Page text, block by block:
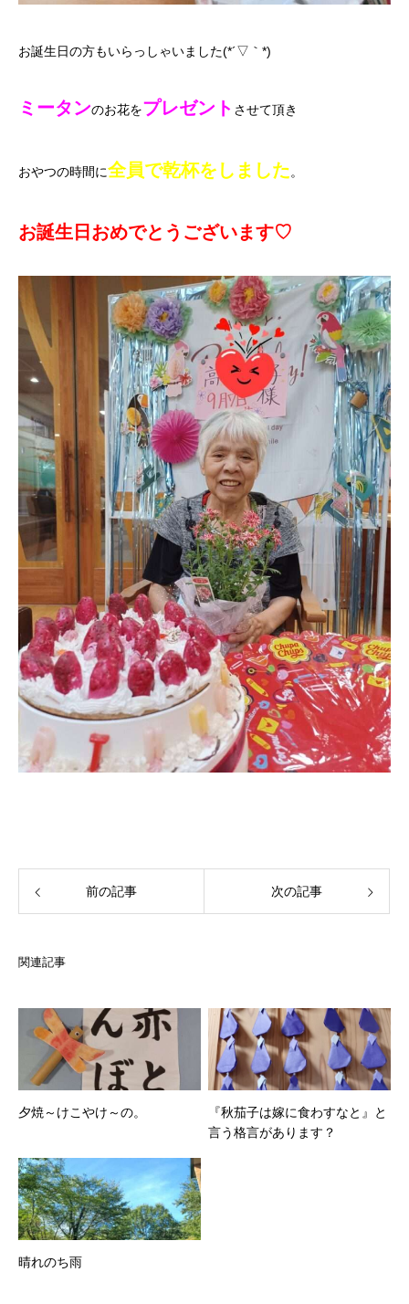
お誕生日の方もいらっしゃいました(*´▽｀*)
ミータンのお花をプレゼント させて頂き
おやつの時間に全員で乾杯をしました。
お誕生日おめでとうございます♡
前の記事 次の記事
関連記事
夕焼～けこやけ～の。
『秋茄子は嫁に食わすなと』と
言う格言があります？
晴れのち雨